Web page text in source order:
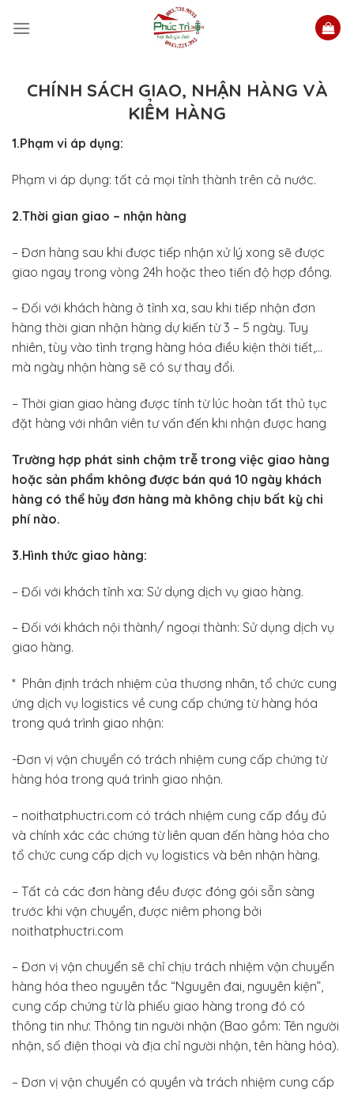
CHÍNH SÁCH GIAO, NHẬN HÀNG VÀ
KIỂM HÀNG
1.Phạm vi áp dụng:
Phạm vi áp dụng: tất cả mọi tỉnh thành trên cả nước.
2.Thời gian giao – nhận hàng
– Đơn hàng sau khi được tiếp nhận xử lý xong sẽ được
giao ngay trong vòng 24h hoặc theo tiến độ hợp đồng.
– Đối với khách hàng ở tỉnh xa, sau khi tiếp nhận đơn
hàng thời gian nhận hàng dự kiến từ 3 – 5 ngày. Tuy
nhiên, tùy vào tình trạng hàng hóa điều kiện thời tiết,…
mà ngày nhận hàng sẽ có sự thay đổi.
– Thời gian giao hàng được tính từ lúc hoàn tất thủ tục
đặt hàng với nhân viên tư vấn đến khi nhận được hang
Trường hợp phát sinh chậm trễ trong việc giao hàng
hoặc sản phẩm không được bán quá 10 ngày khách
hàng có thể hủy đơn hàng mà không chịu bất kỳ chi
phí nào.
3.Hình thức giao hàng:
– Đối với khách tỉnh xa: Sử dụng dịch vụ giao hàng.
– Đối với khách nội thành/ ngoại thành: Sử dụng dịch vụ
giao hàng.
* Phân định trách nhiệm của thương nhân, tổ chức cung
ứng dịch vụ logistics về cung cấp chứng từ hàng hóa
trong quá trình giao nhận:
-Đơn vị vận chuyển có trách nhiệm cung cấp chứng từ
hàng hóa trong quá trình giao nhận.
– noithatphuctri.com có trách nhiệm cung cấp đầy đủ
và chính xác các chứng từ liên quan đến hàng hóa cho
tổ chức cung cấp dịch vụ logistics và bên nhận hàng.
– Tất cả các đơn hàng đều được đóng gói sẵn sàng
trước khi vận chuyển, được niêm phong bởi
noithatphuctri.com
– Đơn vị vận chuyển sẽ chỉ chịu trách nhiệm vận chuyển
hàng hóa theo nguyên tắc “Nguyên đai, nguyên kiện”,
cung cấp chứng từ là phiếu giao hàng trong đó có
thông tin như: Thông tin người nhận (Bao gồm: Tên người
nhận, số điện thoại và địa chỉ người nhận, tên hàng hóa).
– Đơn vị vận chuyển có quyền và trách nhiệm cung cấp